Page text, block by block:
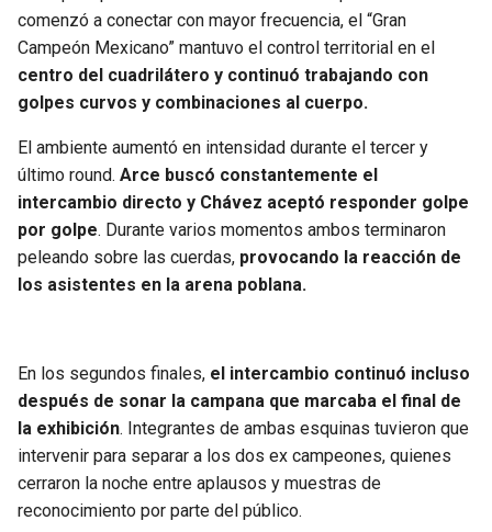
comenzó a conectar con mayor frecuencia, el “Gran
Campeón Mexicano” mantuvo el control territorial en el
centro del cuadrilátero y continuó trabajando con
golpes curvos y combinaciones al cuerpo.
El ambiente aumentó en intensidad durante el tercer y
último round. Arce buscó constantemente el
intercambio directo y Chávez aceptó responder golpe
por golpe. Durante varios momentos ambos terminaron
peleando sobre las cuerdas, provocando la reacción de
los asistentes en la arena poblana.
En los segundos finales, el intercambio continuó incluso
después de sonar la campana que marcaba el final de
la exhibición. Integrantes de ambas esquinas tuvieron que
intervenir para separar a los dos ex campeones, quienes
cerraron la noche entre aplausos y muestras de
reconocimiento por parte del público.